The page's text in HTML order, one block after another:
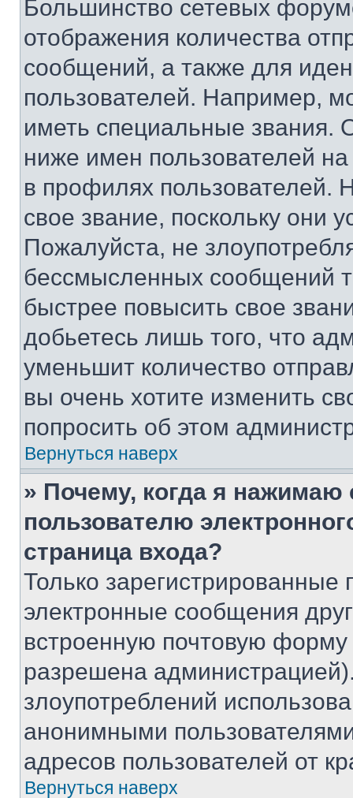
Большинство сетевых
отображения количества
сообщений, а также для
пользователей. Например,
иметь специальные звания.
ниже имен пользователей
в профилях
свое звание, поскольку они
Пожалуйста, не
бессмысленных сообщений
быстрее повысить свое
добьетесь лишь того, что
уменьшит количество
вы очень хотите изменить
попросить об этом
Вернуться наверх
» Почему, когда я нажимаю
пользователю
страница входа?
Только зарегистрированные
электронные сообщения
встроенную почтовую
разрешена
злоупотреблений
анонимными
адресов пользователей от
Вернуться наверх